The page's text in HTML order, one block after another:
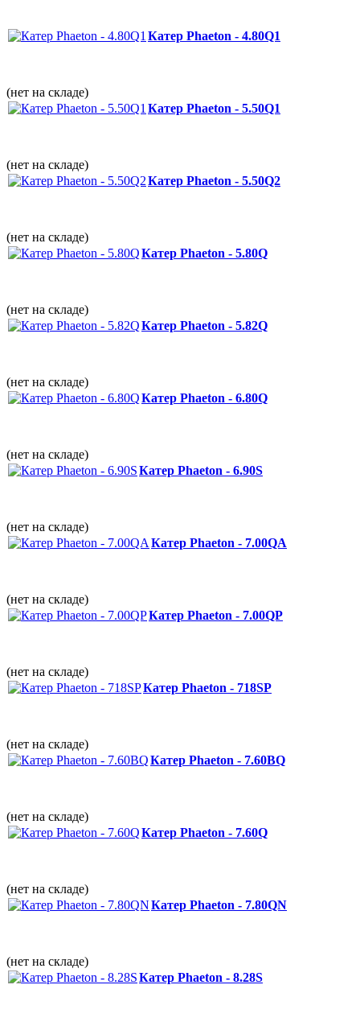
Катер Phaeton - 4.80Q1
(нет на складе)
Катер Phaeton - 5.50Q1
(нет на складе)
Катер Phaeton - 5.50Q2
(нет на складе)
Катер Phaeton - 5.80Q
(нет на складе)
Катер Phaeton - 5.82Q
(нет на складе)
Катер Phaeton - 6.80Q
(нет на складе)
Катер Phaeton - 6.90S
(нет на складе)
Катер Phaeton - 7.00QА
(нет на складе)
Катер Phaeton - 7.00QP
(нет на складе)
Катер Phaeton - 718SP
(нет на складе)
Катер Phaeton - 7.60BQ
(нет на складе)
Катер Phaeton - 7.60Q
(нет на складе)
Катер Phaeton - 7.80QN
(нет на складе)
Катер Phaeton - 8.28S